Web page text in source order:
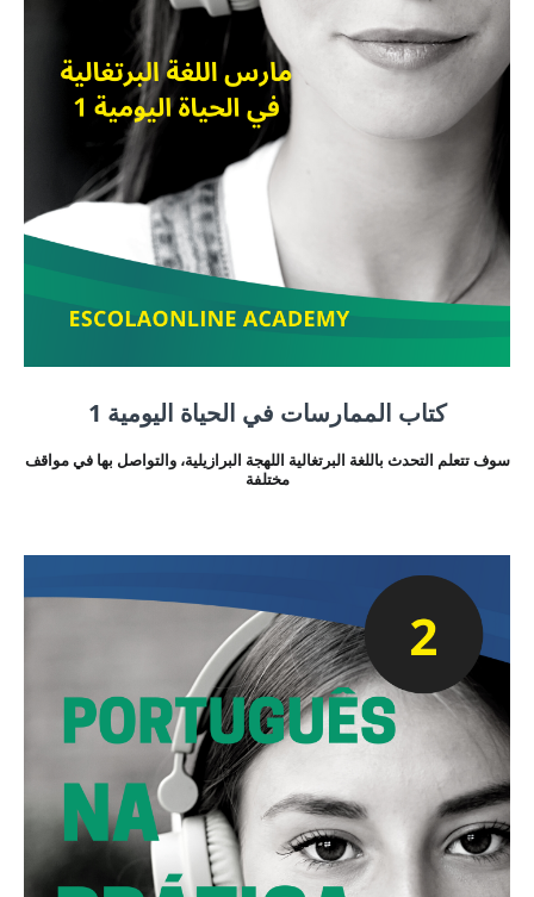
كتاب الممارسات في الحياة اليومية 1
سوف تتعلم التحدث باللغة البرتغالية اللهجة البرازيلية، والتواصل بها في مواقف
مختلفة